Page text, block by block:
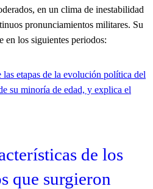
en un clima de inestabilidad
pronunciamientos militares. Su
en los siguientes periodos:
las etapas de la evolución política del
su minoría de edad, y explica el
de los
que surgieron